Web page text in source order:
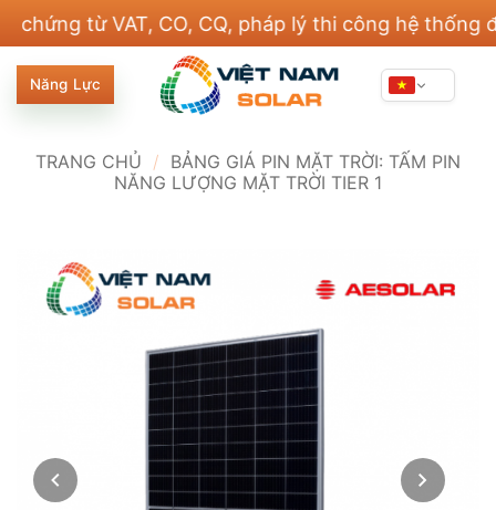
nội
dung
từ VAT, CO, CQ, pháp lý thi công hệ thống điện
Năng Lực
TRANG CHỦ / BẢNG GIÁ PIN MẶT TRỜI: TẤM PIN
NĂNG LƯỢNG MẶT TRỜI TIER 1